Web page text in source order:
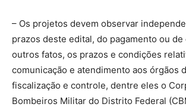
– Os projetos devem observar
prazos deste edital, do pagamento ou
outros fatos, os prazos e condições
comunicação e atendimento aos órgãos
fiscalização e controle, dentre eles o
Bombeiros Militar do Distrito Federal